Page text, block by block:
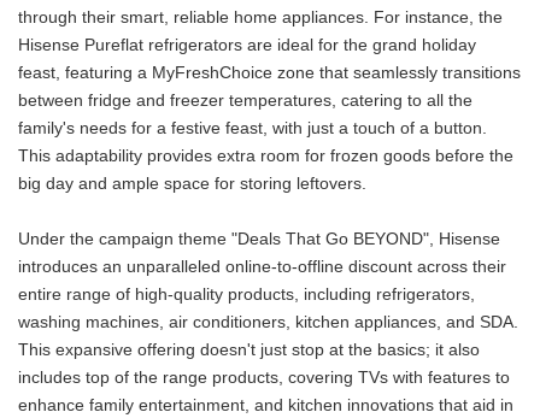
through their smart, reliable home appliances. For instance, the
Hisense Pureflat refrigerators are ideal for the grand holiday
feast, featuring a MyFreshChoice zone that seamlessly transitions
between fridge and freezer temperatures, catering to all the
family's needs for a festive feast, with just a touch of a button.
This adaptability provides extra room for frozen goods before the
big day and ample space for storing leftovers.
Under the campaign theme "Deals That Go BEYOND", Hisense
introduces an unparalleled online-to-offline discount across their
entire range of high-quality products, including refrigerators,
washing machines, air conditioners, kitchen appliances, and SDA.
This expansive offering doesn't just stop at the basics; it also
includes top of the range products, covering TVs with features to
enhance family entertainment, and kitchen innovations that aid in